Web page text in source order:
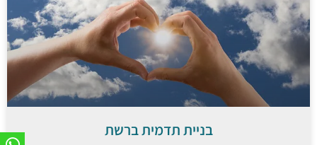
בניית תדמית ברשת